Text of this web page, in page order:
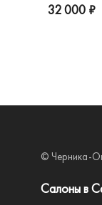
32 000 ₽
© Черника-
Салоны в